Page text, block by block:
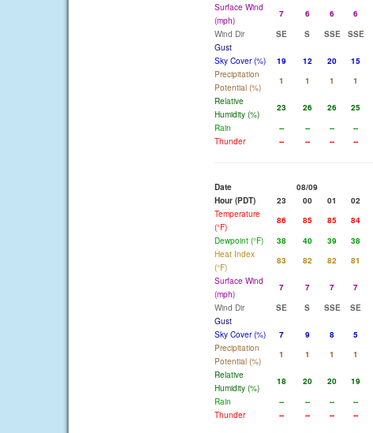
Surface Wind
(mph)
7 6 6 6
Wind Dir
SE S SSE SSE
Gust
Sky Cover (%)
19 12 20 15
Precipitation
Potential (%)
1 1 1 1
Relative
Humidity (%)
23 26 26 25
Rain
-- -- -- --
Thunder
-- -- -- --
Date
08/09
Hour (PDT)
23 00 01 02
Temperature
(°F)
86 85 85 84
Dewpoint (°F)
38 40 39 38
Heat Index
(°F)
83 82 82 81
Surface Wind
(mph)
7 7 7 7
Wind Dir
SE S SSE SE
Gust
Sky Cover (%)
7 9 8 5
Precipitation
Potential (%)
1 1 1 1
Relative
Humidity (%)
18 20 20 19
Rain
-- -- -- --
Thunder
-- -- -- --